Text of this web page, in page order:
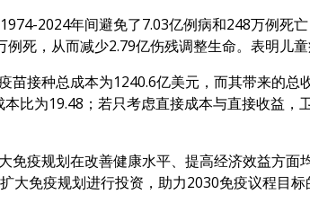
2024年间避免了7.03亿例病和248万例死
死，从而减少2.79亿伤残调整生命。表明儿
苗接种总成本为1240.6亿美元，而其带来的
比为19.48；若只考虑直接成本与直接收益
免疫规划在改善健康水平、提高经济效益方
大免疫规划进行投资，助力2030免疫议程目标